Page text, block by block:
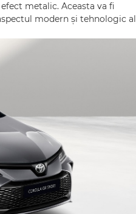
metalic. Aceasta va fi
modern și tehnologic al